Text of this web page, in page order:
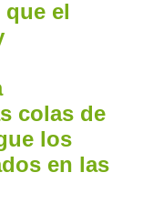
que el
colas de
los
en las